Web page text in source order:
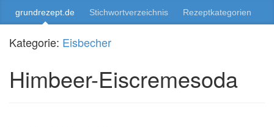
grundrezept.de Stichwortverzeichnis Rezeptkategorien
Kategorie: Eisbecher
Himbeer-Eiscremesoda